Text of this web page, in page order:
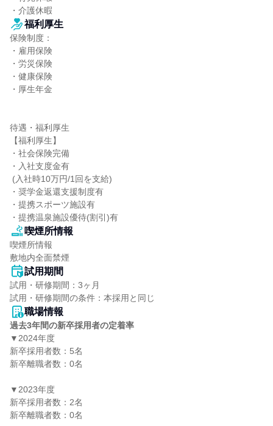
・介護休暇
福利厚生
保険制度：
・雇用保険
・労災保険
・健康保険
・厚生年金
待遇・福利厚生
【福利厚生】
・社会保険完備
・入社支度金有
・奨学金返還支援制度有
・提携スポーツ施設有
・提携温泉施設優待(割引)有
喫煙所情報
喫煙所情報
敷地内全面禁煙
試用期間
試用・研修期間：3ヶ月
職場情報
過去3年間の新卒採用者の定着率
▼2024年度
新卒採用者数：5名
新卒離職者数：0名
▼2023年度
新卒採用者数：2名
新卒離職者数：0名